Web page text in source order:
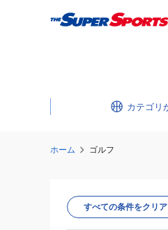
カテゴリ
ホーム ゴルフ
すべての条件をクリア